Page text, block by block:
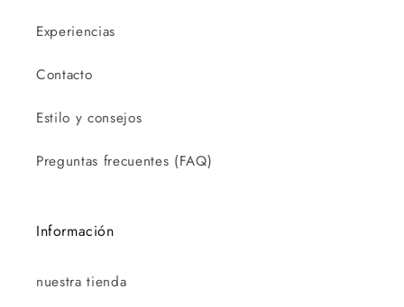
Experiencias
Contacto
Estilo y consejos
Preguntas frecuentes (FAQ)
Información
nuestra tienda